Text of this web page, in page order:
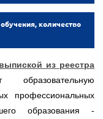
количество
выпиской из реестра
образовательную
профессиональных
образования -